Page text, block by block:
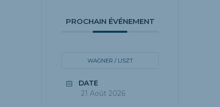
PROCHAIN ÉVÉNEMENT
WAGNER / LISZT
DATE
21 Août 2026